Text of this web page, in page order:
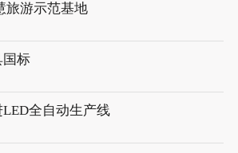
旅游示范基地
国标
全自动生产线